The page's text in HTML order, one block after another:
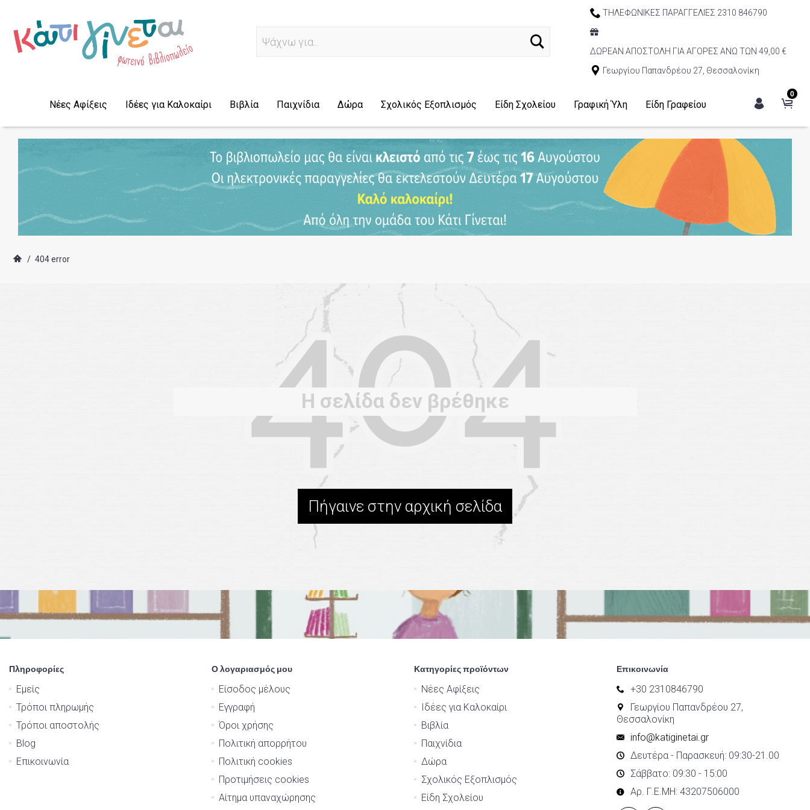
Αναζ
ΤΗΛΕΦΩΝΙΚΕΣ ΠΑΡΑΓΓΕΛΙΕΣ 2310 846790
ΔΩΡΕΑΝ ΑΠΟΣΤΟΛΗ ΓΙΑ ΑΓΟΡΕΣ ΑΝΩ ΤΩΝ 49,00 €
Γεωργίου Παπανδρέου 27, Θεσσαλονίκη
0
Νέες Αφίξεις Ιδέες για Καλοκαίρι Βιβλία Παιχνίδια Δώρα Σχολικός Εξοπλισμός Είδη Σχολείου Γραφική Ύλη Είδη Γραφείου
/ 404 error
Η σελίδα δεν βρέθηκε
Πήγαινε στην αρχική σελίδα
Πληροφορίες
Εμείς
Τρόποι πληρωμής
Τρόποι αποστολής
Blog
Επικοινωνία
Ο λογαριασμός μου
Είσοδος μέλους
Εγγραφή
Όροι χρήσης
Πολιτική απορρήτου
Πολιτική cookies
Προτιμήσεις cookies
Αίτημα υπαναχώρησης
Κατηγορίες προϊόντων
Νέες Αφίξεις
Ιδέες για Καλοκαίρι
Βιβλία
Παιχνίδια
Δώρα
Σχολικός Εξοπλισμός
Είδη Σχολείου
Επικοινωνία
+30 2310846790
Γεωργίου Παπανδρέου 27,
Θεσσαλονίκη
info@katiginetai.gr
Δευτέρα - Παρασκευή: 09:30-21.00
Σάββατο: 09:30 - 15:00
Αρ. Γ.Ε.ΜΗ: 43207506000